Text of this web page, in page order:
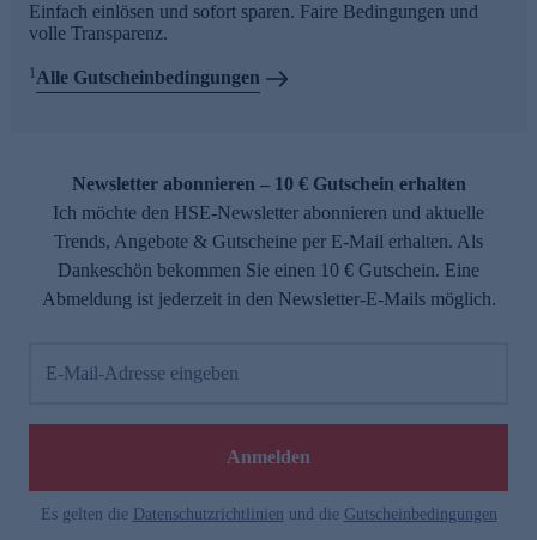
Einfach einlösen und sofort sparen. Faire Bedingungen und
volle Transparenz.
1Alle Gutscheinbedingungen
Newsletter abonnieren – 10 € Gutschein erhalten
Ich möchte den HSE-Newsletter abonnieren und aktuelle
Trends, Angebote & Gutscheine per E-Mail erhalten. Als
Dankeschön bekommen Sie einen 10 € Gutschein. Eine
Abmeldung ist jederzeit in den Newsletter-E-Mails möglich.
E-Mail-Adresse eingeben
Anmelden
Es gelten die Datenschutzrichtlinien und die Gutscheinbedingungen